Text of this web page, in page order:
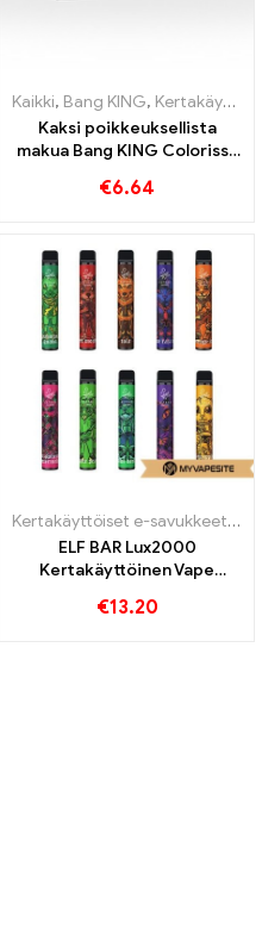
,
Kaikki, Bang KING, Kertakäyttöiset sähkösavukkeet Liettua
Kaksi poikkeuksellista
makua Bang KING Colorissa
mustikka Vadelma
€6.64
e-savukkeet Ruotsi,
Kertakäyttöiset e-savukkeet
,
ELF BAR Lux2000
Kertakäyttöinen Vape
€13.20